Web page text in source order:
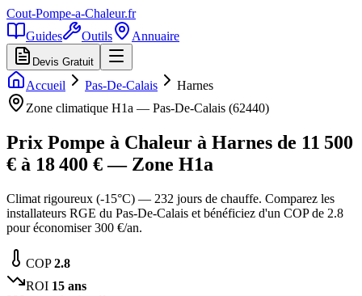
Cout-Pompe-a-Chaleur.fr
Guides
Outils Annuaire
Devis Gratuit
Accueil Pas-De-Calais
Harnes
Zone climatique H1a — Pas-De-Calais (62440)
Prix Pompe à Chaleur à Harnes de 11 500
€ à 18 400 € — Zone H1a
Climat rigoureux (-15°C) — 232 jours de chauffe. Comparez les
installateurs RGE du Pas-De-Calais et bénéficiez d'un COP de 2.8
pour économiser 300 €/an.
COP2.8
ROI 15 ans